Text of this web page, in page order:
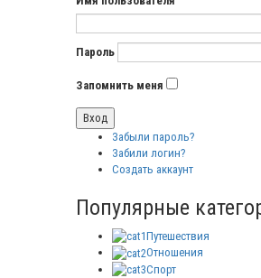
Пароль
Запомнить меня
Забыли пароль?
Забили логин?
Создать аккаунт
Популярные
Путешествия
Отношения
Спорт